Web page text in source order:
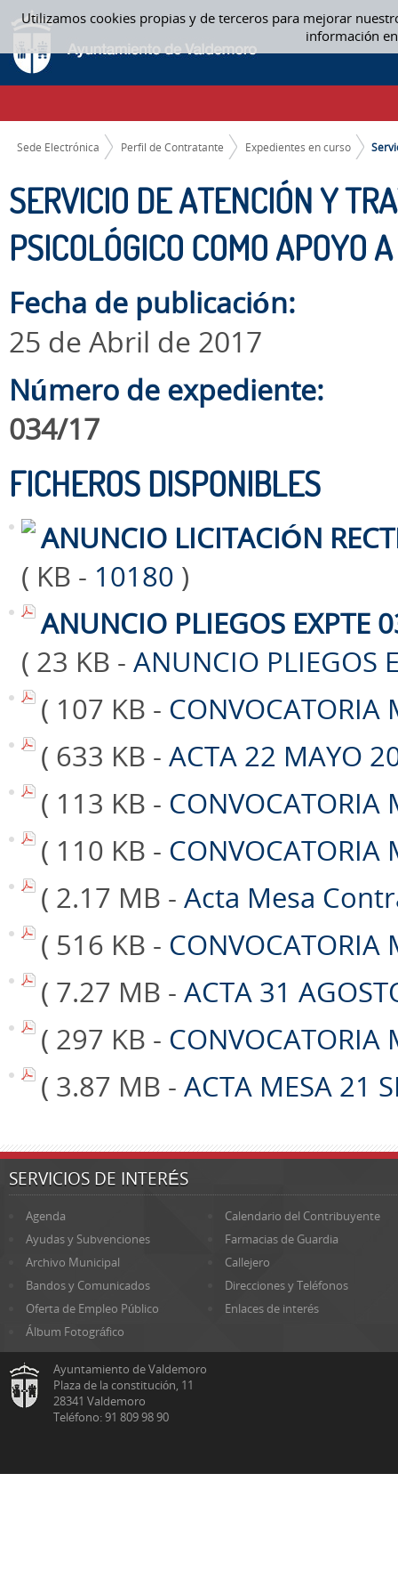
Utilizamos cookies propias y de terceros para mejorar
información
Saltar al contenido
SERVICIO DE ATENCIÓN Y TRATAMIENTO SOCIAL, TRATAMIENTO
CAMINO DE MIGAS
Sede Electrónica Perfil de Contratante Expedientes en curso
SERVICIO DE ATENCIÓN Y
PSICOLÓGICO COMO APOYO
Fecha de publicación:
25 de Abril de 2017
Número de expediente:
034/17
FICHEROS DISPONIBLES
ANUNCIO LICITACIÓN
( KB - 10180 )
ANUNCIO PLIEGOS EXPTE
( 23 KB - ANUNCIO PLIEGOS
( 107 KB -
( 633 KB - ACTA 22 MAYO
( 113 KB -
( 110 KB -
( 2.17 MB - Acta Mesa
( 516 KB -
( 7.27 MB - ACTA 31
( 297 KB -
( 3.87 MB - ACTA MESA 21
SERVICIOS DE INTERÉS
Agenda
Calendario del Contribuyente
Ayudas y Subvenciones
Farmacias de Guardia
Archivo Municipal
Callejero
Bandos y Comunicados
Direcciones y Teléfonos
Oferta de Empleo Público
Enlaces de interés
Álbum Fotográfico
Ayuntamiento de Valdemoro
Plaza de la constitución, 11
28341 Valdemoro
Teléfono: 91 809 98 90